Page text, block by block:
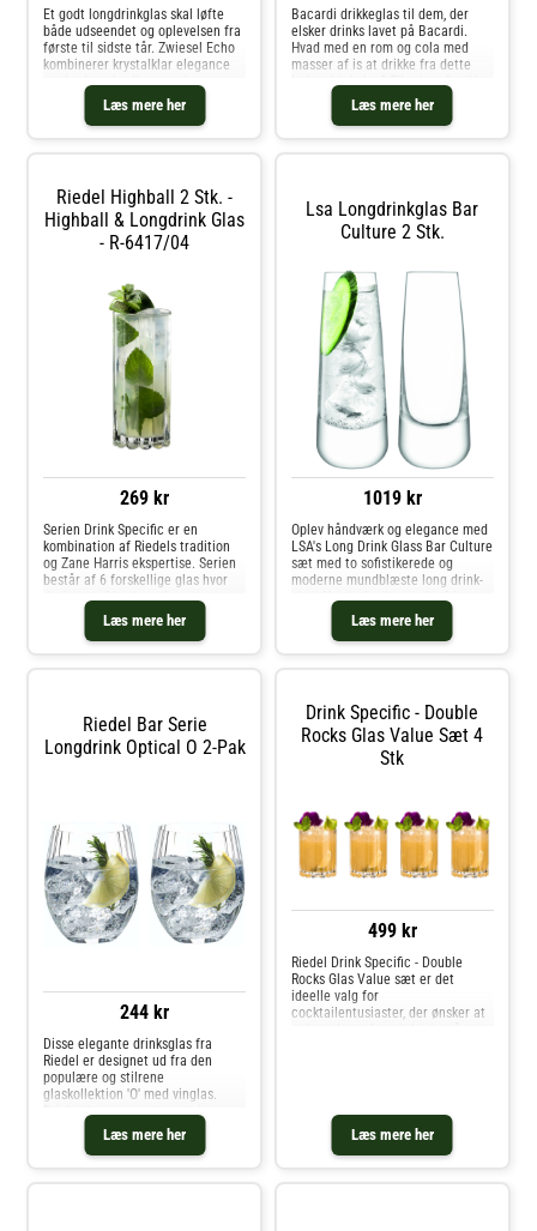
Læs mere her
Et godt longdrinkglas skal løfte
både udseendet og oplevelsen fra
første til sidste tår. Zwiesel Echo
kombinerer krystalklar elegance
med robust kvalitet og giver et
udtryk, der passer lige godt til
festlige lejligheder som til
hverdagsnydelse.Skabt til a
Læs mere her
Bacardi drikkeglas til dem, der
elsker drinks lavet på Bacardi.
Hvad med en rom og cola med
masser af is at drikke fra dette
lækre drinkglas? Eller hvorfor ikke
en sund og sød Caipirissima?
Bland og drik en bacardidrik i
dette fine glas. Glasset er
Riedel Highball 2 Stk. -
Highball & Longdrink Glas
- R-6417/04
269 kr
Læs mere her
Serien Drink Specific er en
kombination af Riedels tradition
og Zane Harris ekspertise. Serien
består af 6 forskellige glas hvor
volumen og størrelse hver spiller
en rolle for at fremhæve den
enkelte drink. En unik og specifik
markering af 6 cl. og er perfekt til
longdrinks som Long Island Iced
Tea og Mojitos.. Køb Highball &
Lsa Longdrinkglas Bar
Culture 2 Stk.
1019 kr
Læs mere her
Oplev håndværk og elegance med
LSA's Long Drink Glass Bar Culture
sæt med to sofistikerede og
moderne mundblæste long drink-
afrundet fod, der giver en følelse
af kvalitet og balance. De erfarne
kunsthåndværkere har lag
Riedel Bar Serie
Longdrink Optical O 2-Pak
244 kr
Læs mere her
Disse elegante drinksglas fra
Riedel er designet ud fra den
populære og stilrene
glaskollektion 'O' med vinglas.
Drinksglassene er et must i
hjemmebaren og er med deres
klassiske design ideel til enhver
lejlighed. Som bonus er alle glas
Drink Specific - Double
Rocks Glas Value Sæt 4
Stk
499 kr
Læs mere her
Riedel Drink Specific - Double
Rocks Glas Value sæt er det
ideelle valg for
cocktailentusiaster, der ønsker at